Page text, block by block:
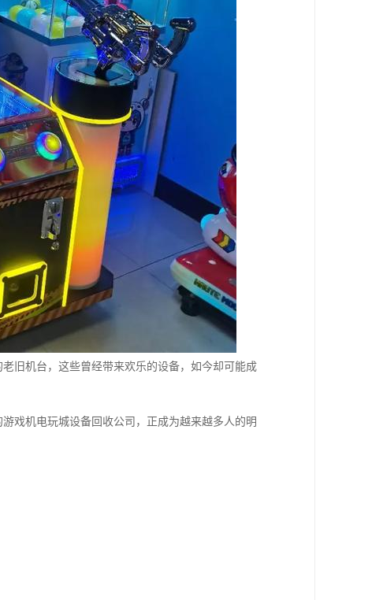
旧机台，这些曾经带来欢乐的设备，如今却可能成
戏机电玩城设备回收公司，正成为越来越多人的明